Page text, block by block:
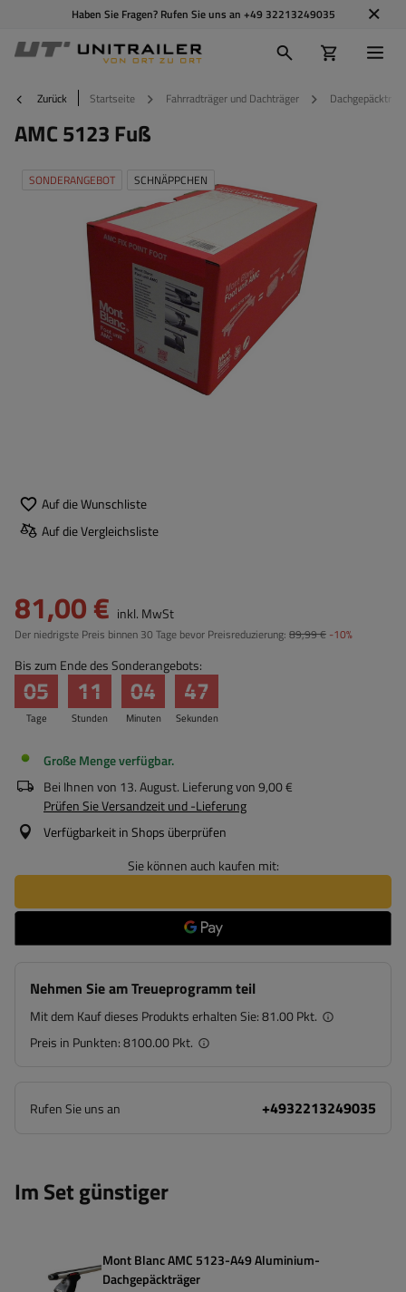
Haben Sie Fragen? Rufen Sie uns an +49 32213249035
Zurück Startseite Fahrradträger und Dachträger
AMC 5123 Fuß
SONDERANGEBOT SCHNÄPPCHEN
Auf die Wunschliste
Auf die Vergleichsliste
81,00 € inkl. MwSt
Der niedrigste Preis binnen 30 Tage bevor Preisreduzierung: 89,99 € -10%
Bis zum Ende des Sonderangebots:
Tage
05
Stunden
11
Minuten
04
Sekunden
46
Große Menge verfügbar
Bei Ihnen von 13. August. Lieferung von9,00 €
Prüfen Sie Versandzeit und -Lieferung
Verfügbarkeit in Shops überprüfen
Sie können auch kaufen mit:
Nehmen Sie am Treueprogramm teil
Mit dem Kauf dieses Produkts erhalten Sie:81.00 Pkt.
Preis in Punkten:8100.00 Pkt.
Rufen Sie uns an +4932213249035
Im Set günstiger
Mont Blanc AMC 5123-A49 Aluminium-
Dachgepäckträger